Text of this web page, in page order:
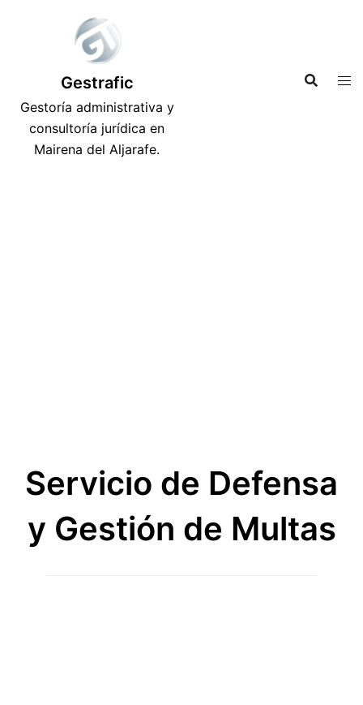
Gestrafic
Gestoría administrativa y
consultoría jurídica en
Mairena del Aljarafe.
Servicio de Defensa
y Gestión de Multas